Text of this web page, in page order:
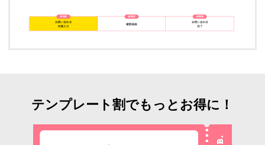
テンプレート割でもっとお得に！